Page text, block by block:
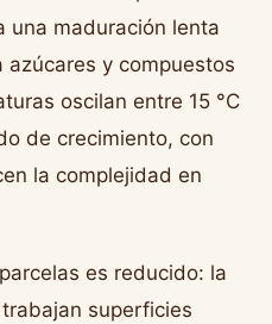
maduración lenta
y compuestos
oscilan entre 15 °C
de crecimiento, con
la complejidad en
es reducido: la
superficies